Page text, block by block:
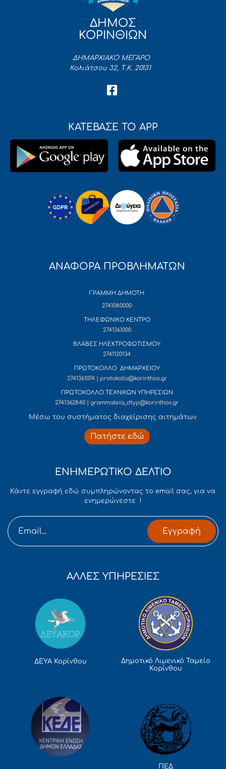
ΔΗΜΟΣ
ΚΟΡΙΝΘΙΩΝ
ΔΗΜΑΡΧΙΑΚΟ ΜΕΓΑΡΟ
Κολιάτσου 32, Τ.Κ. 20131
ΚΑΤΕΒΑΣΕ ΤΟ APP
ΑΝΑΦΟΡΑ ΠΡΟΒΛΗΜΑΤΩΝ
ΓΡΑΜΜΗ ΔΗΜΟΤΗ
2741080000
ΤΗΛΕΦΩΝΙΚΟ ΚΕΝΤΡΟ
2741361000
ΒΛΑΒΕΣ ΗΛΕΚΤΡΟΦΩΤΙΣΜΟΥ
2741120134
ΠΡΩΤΟΚΟΛΛΟ ΔΗΜΑΡΧΕΙΟΥ
2741361074 | protokollo@korinthos.gr
ΠΡΩΤΟΚΟΛΛΟ ΤΕΧΝΙΚΩΝ ΥΠΗΡΕΣΙΩΝ
2741362840 | grammateia_dtyp@korinthos.gr
Mέσω του συστήματος διαχείρισης αιτημάτων
Πατήστε εδώ
ΕΝΗΜΕΡΩΤΙΚΟ ΔΕΛΤΙΟ
Κάντε εγγραφή εδώ συμπληρώνοντας το email σας, για να
ενημερώνεστε !
Εγγραφή
ΑΛΛΕΣ ΥΠΗΡΕΣΙΕΣ
ΔΕΥΑ Κορίνθου
Δημοτικό Λιμενικό Ταμείο
Κορίνθου
ΠΕΔ